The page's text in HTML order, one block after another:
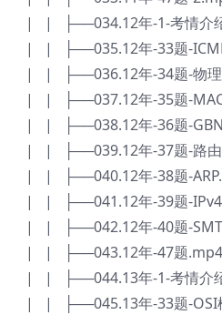
| | ├──034.12年-1-考情介
| | ├──035.12年-33题-
| | ├──036.12年-34题-物理
| | ├──037.12年-35题-
| | ├──038.12年-36题-
| | ├──039.12年-37题-路由
| | ├──040.12年-38题-
| | ├──041.12年-39题-
| | ├──042.12年-40题-
| | ├──043.12年-47题
| | ├──044.13年-1-考情介
| | ├──045.13年-33题-OSI